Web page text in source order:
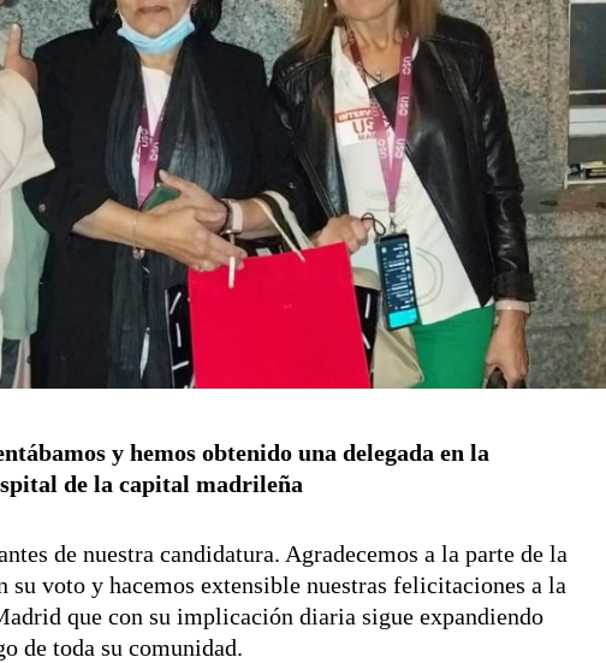
y hemos obtenido una delegada en la
de la capital madrileña
de nuestra candidatura. Agradecemos a la parte de la
su voto y hacemos extensible nuestras felicitaciones a la
que con su implicación diaria sigue expandiendo
de toda su comunidad.